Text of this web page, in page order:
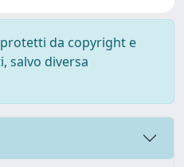
da copyright e
salvo diversa